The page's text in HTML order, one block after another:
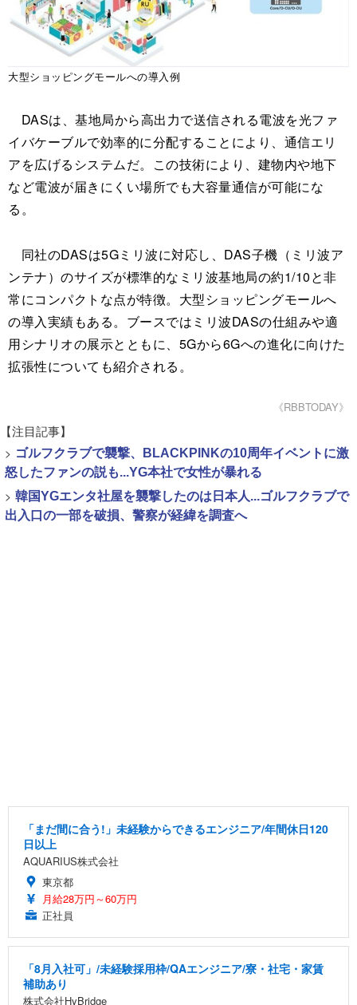
大型ショッピングモールへの導入例
DASは、基地局から高出力で送信される電波を光ファ
イバケーブルで効率的に分配することにより、通信エリ
アを広げるシステムだ。この技術により、建物内や地下
など電波が届きにくい場所でも大容量通信が可能にな
る。
同社のDASは5Gミリ波に対応し、DAS子機（ミリ波ア
ンテナ）のサイズが標準的なミリ波基地局の約1/10と非
常にコンパクトな点が特徴。大型ショッピングモールへ
の導入実績もある。ブースではミリ波DASの仕組みや適
用シナリオの展示とともに、5Gから6Gへの進化に向けた
拡張性についても紹介される。
《RBBTODAY》
【注目記事】
> ゴルフクラブで襲撃、BLACKPINKの10周年イベントに激
怒したファンの説も...YG本社で女性が暴れる
> 韓国YGエンタ社屋を襲撃したのは日本人...ゴルフクラブで
出入口の一部を破損、警察が経緯を調査へ
「まだ間に合う!」未経験からできるエンジニア/年間休日120
日以上
AQUARIUS株式会社
東京都
月給28万円～60万円
正社員
「8月入社可」/未経験採用枠/QAエンジニア/寮・社宅・家賃
補助あり
株式会社HyBridge